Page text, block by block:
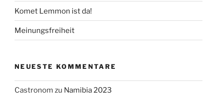
Komet Lemmon ist da!
Meinungsfreiheit
NEUESTE KOMMENTARE
Castronom zu Namibia 2023